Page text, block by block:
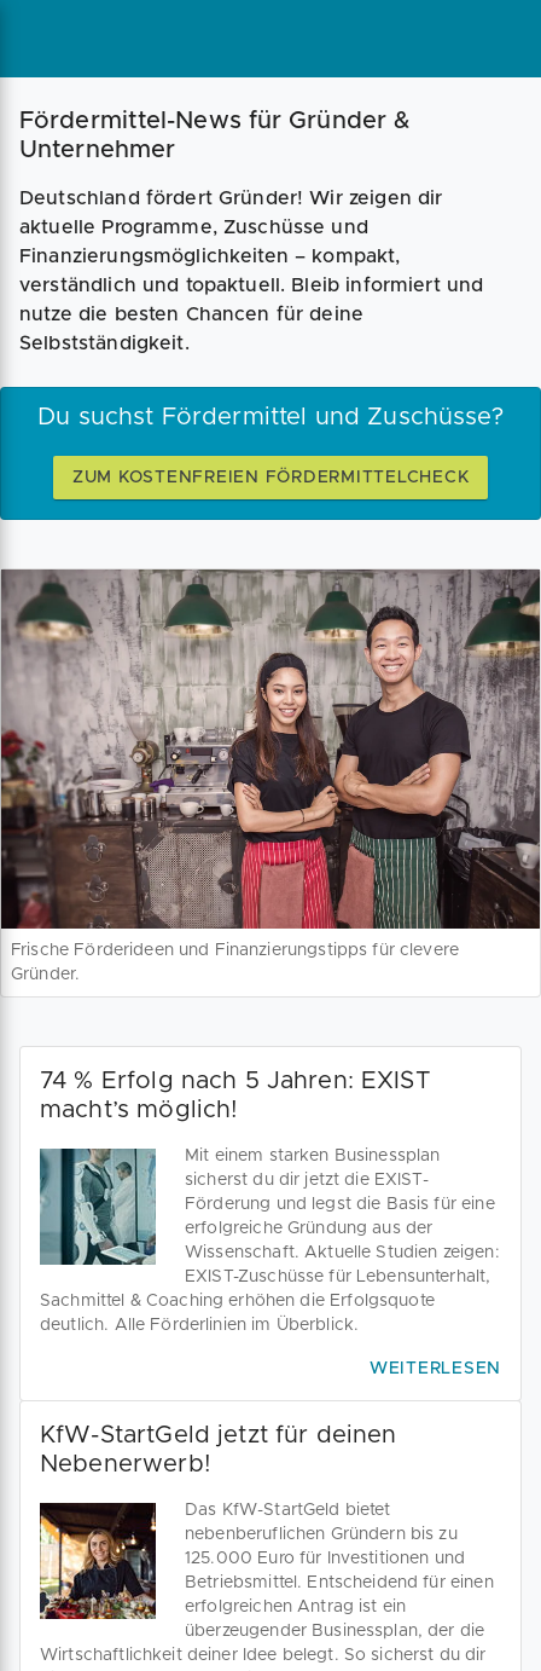
Magazin Businessplan Fördermittel
Fördermittel-News für Gründer &
Unternehmer
Deutschland fördert Gründer! Wir zeigen dir
aktuelle Programme, Zuschüsse und
Finanzierungsmöglichkeiten – kompakt,
verständlich und topaktuell. Bleib informiert und
nutze die besten Chancen für deine
Selbstständigkeit.
Du suchst Fördermittel und Zuschüsse?
ZUM KOSTENFREIEN FÖRDERMITTELCHECK
Frische Förderideen und Finanzierungstipps für clevere
Gründer.
74 % Erfolg nach 5 Jahren: EXIST
macht’s möglich!
Mit einem starken Businessplan
sicherst du dir jetzt die EXIST-
Förderung und legst die Basis für eine
erfolgreiche Gründung aus der
Wissenschaft. Aktuelle Studien zeigen:
EXIST-Zuschüsse für Lebensunterhalt,
Sachmittel & Coaching erhöhen die Erfolgsquote
deutlich. Alle Förderlinien im Überblick.
WEITERLESEN
KfW-StartGeld jetzt für deinen
Nebenerwerb!
Das KfW-StartGeld bietet
nebenberuflichen Gründern bis zu
125.000 Euro für Investitionen und
Betriebsmittel. Entscheidend für einen
erfolgreichen Antrag ist ein
überzeugender Businessplan, der die
Wirtschaftlichkeit deiner Idee belegt. So sicherst du dir